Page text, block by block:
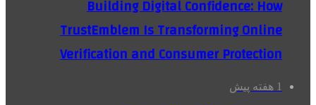
Building Digital Confidence: How
TrustEmblem Is Transforming Online
Verification and Consumer Protection
1 هفته پیش